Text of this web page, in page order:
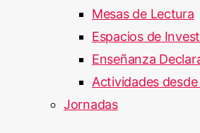
Mesas de Lectura
Espacios de
Enseñanza
Actividades
Jornadas